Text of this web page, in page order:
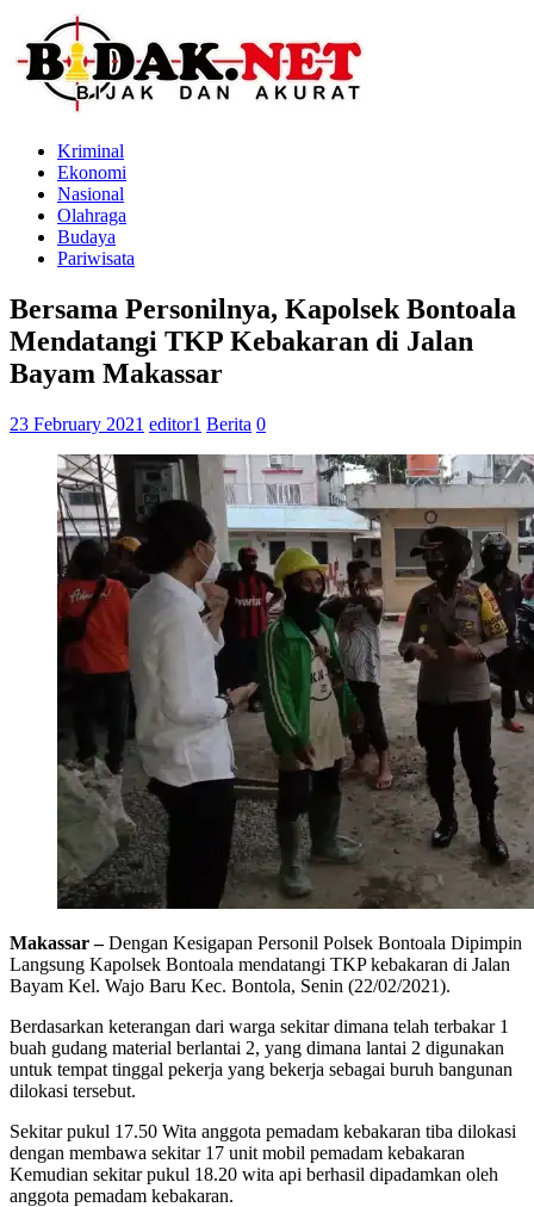
Kriminal
Ekonomi
Nasional
Olahraga
Budaya
Pariwisata
Bersama Personilnya, Kapolsek Bontoala
Mendatangi TKP Kebakaran di Jalan
Bayam Makassar
23 February 2021 editor1 Berita 0
Makassar –Dengan Kesigapan Personil Polsek Bontoala Dipimpin
Langsung Kapolsek Bontoala mendatangi TKP kebakaran di Jalan
Bayam Kel. Wajo Baru Kec. Bontola, Senin (22/02/2021).
Berdasarkan keterangan dari warga sekitar dimana telah terbakar 1
buah gudang material berlantai 2, yang dimana lantai 2 digunakan
untuk tempat tinggal pekerja yang bekerja sebagai buruh bangunan
dilokasi tersebut.
Sekitar pukul 17.50 Wita anggota pemadam kebakaran tiba dilokasi
dengan membawa sekitar 17 unit mobil pemadam kebakaran
Kemudian sekitar pukul 18.20 wita api berhasil dipadamkan oleh
anggota pemadam kebakaran.